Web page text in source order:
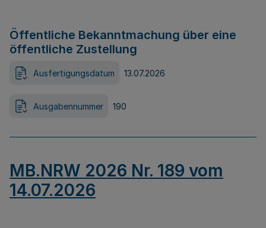
Öffentliche Bekanntmachung über eine
öffentliche Zustellung
Ausfertigungsdatum 13.07.2026
Ausgabennummer 190
MB.NRW 2026 Nr. 189 vom
14.07.2026